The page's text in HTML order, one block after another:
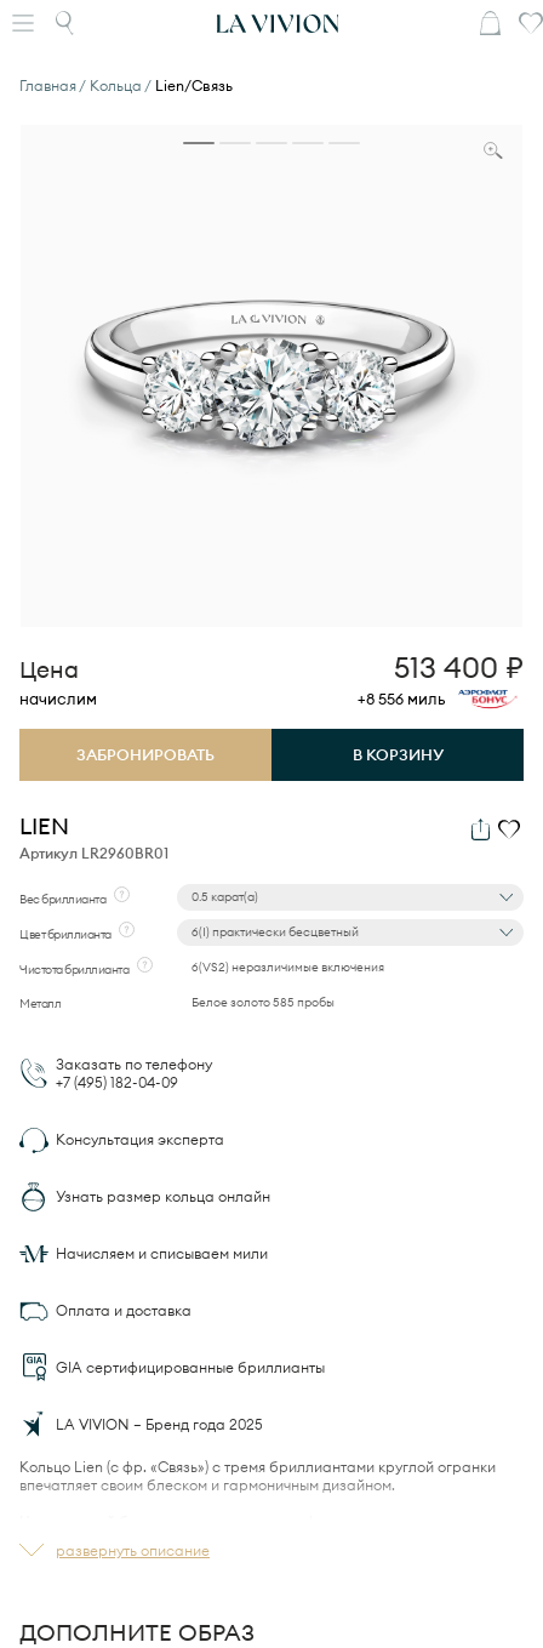
Главная Кольца Lien/Связь
LIEN
Артикул LR2960BR01
Вес бриллианта 0.5 карат(а)
Цвет бриллианта 6(I) практически бесцветный
Чистота бриллианта 6(VS2) неразличимые включения
Металл Белое золото 585 пробы
Цена 513 400 ₽
начислим +8 556 миль
ЗАБРОНИРОВАТЬ В КОРЗИНУ
Заказать по телефону
+7 (495) 182-04-09
Начисляем и списываем мили
Консультация эксперта
Оплата и доставка
Узнать размер кольца онлайн
GIA сертифицированные бриллианты
LA VIVION — Бренд года 2025
Кольцо Lien (с фр. «Связь») с тремя бриллиантами круглой огранки
впечатляет своим блеском и гармоничным дизайном.
а вместе они создают красивую симметрию.
развернуть описание
ДОПОЛНИТЕ ОБРАЗ